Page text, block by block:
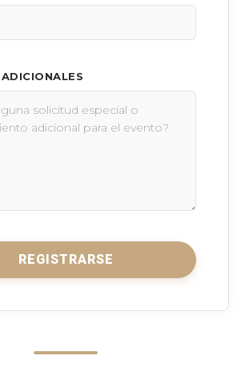
REGISTRARSE